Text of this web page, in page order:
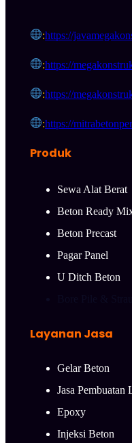
:https://
:https://
:https://
:https://
Produk
Sewa Alat Berat
Beton Ready
Beton Precast
Pagar Panel
U Ditch Beton
Layanan Jasa
Gelar Beton
Jasa Pembuatan
Epoxy
Injeksi Beton